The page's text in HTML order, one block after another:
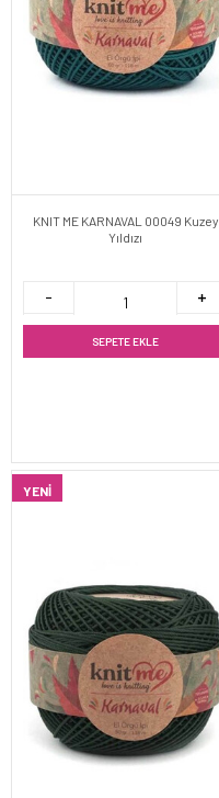
KNIT ME KARNAVAL 00049 Kuzey
Yıldızı
SEPETE EKLE
YENI